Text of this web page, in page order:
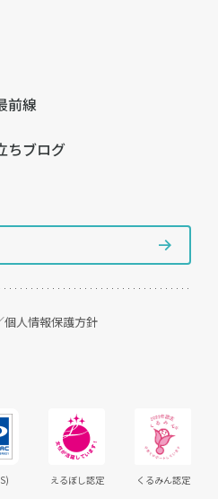
前線
ちブログ
人情報保護方針
えるぼし認定 くるみん認定